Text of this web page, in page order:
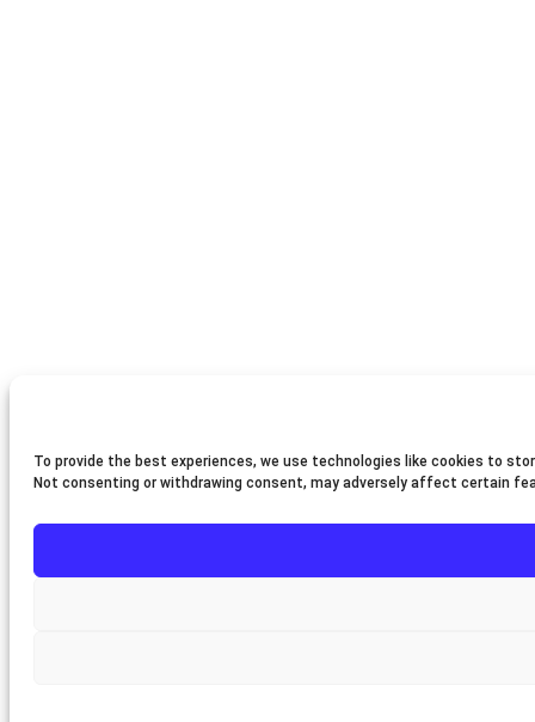
To provide the best experiences, we use technologies like cookies to
Not consenting or withdrawing consent, may adversely affect certain